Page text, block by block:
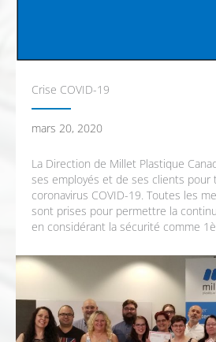
Crise COVID-19
mars 20, 2020
La Direction de Millet Plastique
ses employés et de ses clients pour
coronavirus COVID-19. Toutes les
sont prises pour permettre la
en considérant la sécurité comme